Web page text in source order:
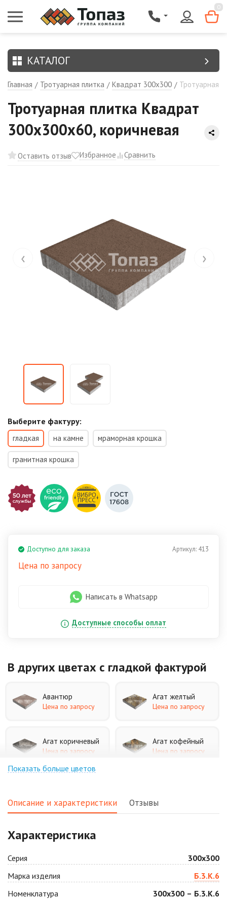
0
КАТАЛОГ
Главная / Тротуарная плитка / Квадрат 300х300 / Тротуарная
Тротуарная плитка Квадрат
300х300х60, коричневая
Оставить отзыв Избранное Сравнить
‹ ›
Выберите фактуру:
гладкая на камне мраморная крошка
гранитная крошка
Артикул: 413
Доступно для заказа
Цена по запросу
Написать в Whatsapp
Доступные способы оплат
В других цветах с гладкой фактурой
Авантюр
Цена по запросу
Агат желтый
Цена по запросу
Агат коричневый
Цена по запросу
Агат кофейный
Цена по запросу
Цена по запросу
Антрацит
Цена по запросу
Арабская ночь
Цена по запросу
Показать больше цветов
Описание и характеристики Отзывы
Характеристика
Серия
300х300
Марка изделия
Б.3.К.6
Номенклатура
300х300 – Б.3.К.6